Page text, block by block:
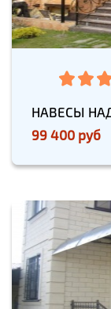
НАВЕСЫ
99 400 руб